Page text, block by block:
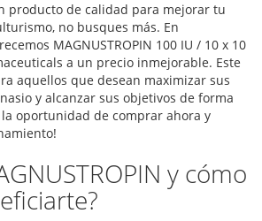
producto de calidad para mejorar tu
no busques más. En
MAGNUSTROPIN 100 IU / 10 x 10
a un precio inmejorable. Este
aquellos que desean maximizar sus
y alcanzar sus objetivos de forma
la oportunidad de comprar ahora y
y cómo